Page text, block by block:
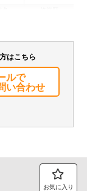
はこちら
ルで
い合わせ
お気に入り